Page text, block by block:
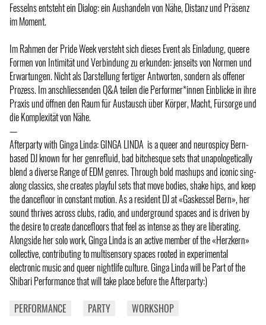
Fesselns entsteht ein Dialog: ein Aushandeln von Nähe, Distanz und Präsenz
im Moment.
Im Rahmen der Pride Week versteht sich dieses Event als Einladung, queere
Formen von Intimität und Verbindung zu erkunden: jenseits von Normen und
Erwartungen. Nicht als Darstellung fertiger Antworten, sondern als offener
Prozess. Im anschliessenden Q&A teilen die Performer*innen Einblicke in ihre
Praxis und öffnen den Raum für Austausch über Körper, Macht, Fürsorge und
die Komplexität von Nähe.
—
Afterparty with Ginga Linda: GINGA LINDA is a queer and neurospicy Bern-
based DJ known for her genrefluid, bad bitchesque sets that unapologetically
blend a diverse Range of EDM genres. Through bold mashups and iconic sing-
along classics, she creates playful sets that move bodies, shake hips, and keep
the dancefloor in constant motion. As a resident DJ at «Gaskessel Bern», her
sound thrives across clubs, radio, and underground spaces and is driven by
the desire to create dancefloors that feel as intense as they are liberating.
Alongside her solo work, Ginga Linda is an active member of the «Herzkern»
collective, contributing to multisensory spaces rooted in experimental
electronic music and queer nightlife culture. Ginga Linda will be Part of the
Shibari Performance that will take place before the Afterparty:)
PERFORMANCE
PARTY WORKSHOP